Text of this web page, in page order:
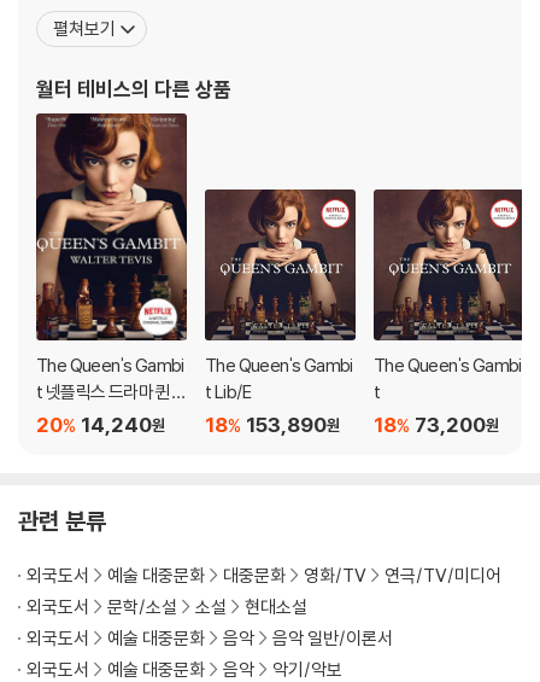
연 을 맡았으며 여러 가지 영화상을 휩쓸며 인기를 끌었다. 저자의 또
다른 작품인 『지구로 떨어진 남자(The Man Who Fell to Earth)』
대
펼쳐보기
월터 테비스의 다른 상품
The Queen's Gambi
t 넷플릭스 드라마 퀸스
갬빗 원작소설
14,240원
20%
The Queen's Gambi
t Lib/E
153,890원
18%
The Queen's Gambi
t
73,200원
18%
관련 분류
외국도서 예술 대중문화 대중문화 영화/TV
연극/TV/미디어
외국도서
문학/소설 소설
현대소설
외국도서
예술 대중문화 음악
음악 일반/이론서
외국도서
예술 대중문화 음악
악기/악보